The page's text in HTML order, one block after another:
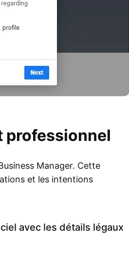
professionnel
Manager. Cette
et les intentions
avec les détails légaux